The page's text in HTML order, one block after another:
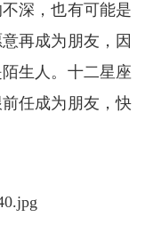
深，也有可能是
再成为朋友，因
生人。 十二星座
任成为朋友，快